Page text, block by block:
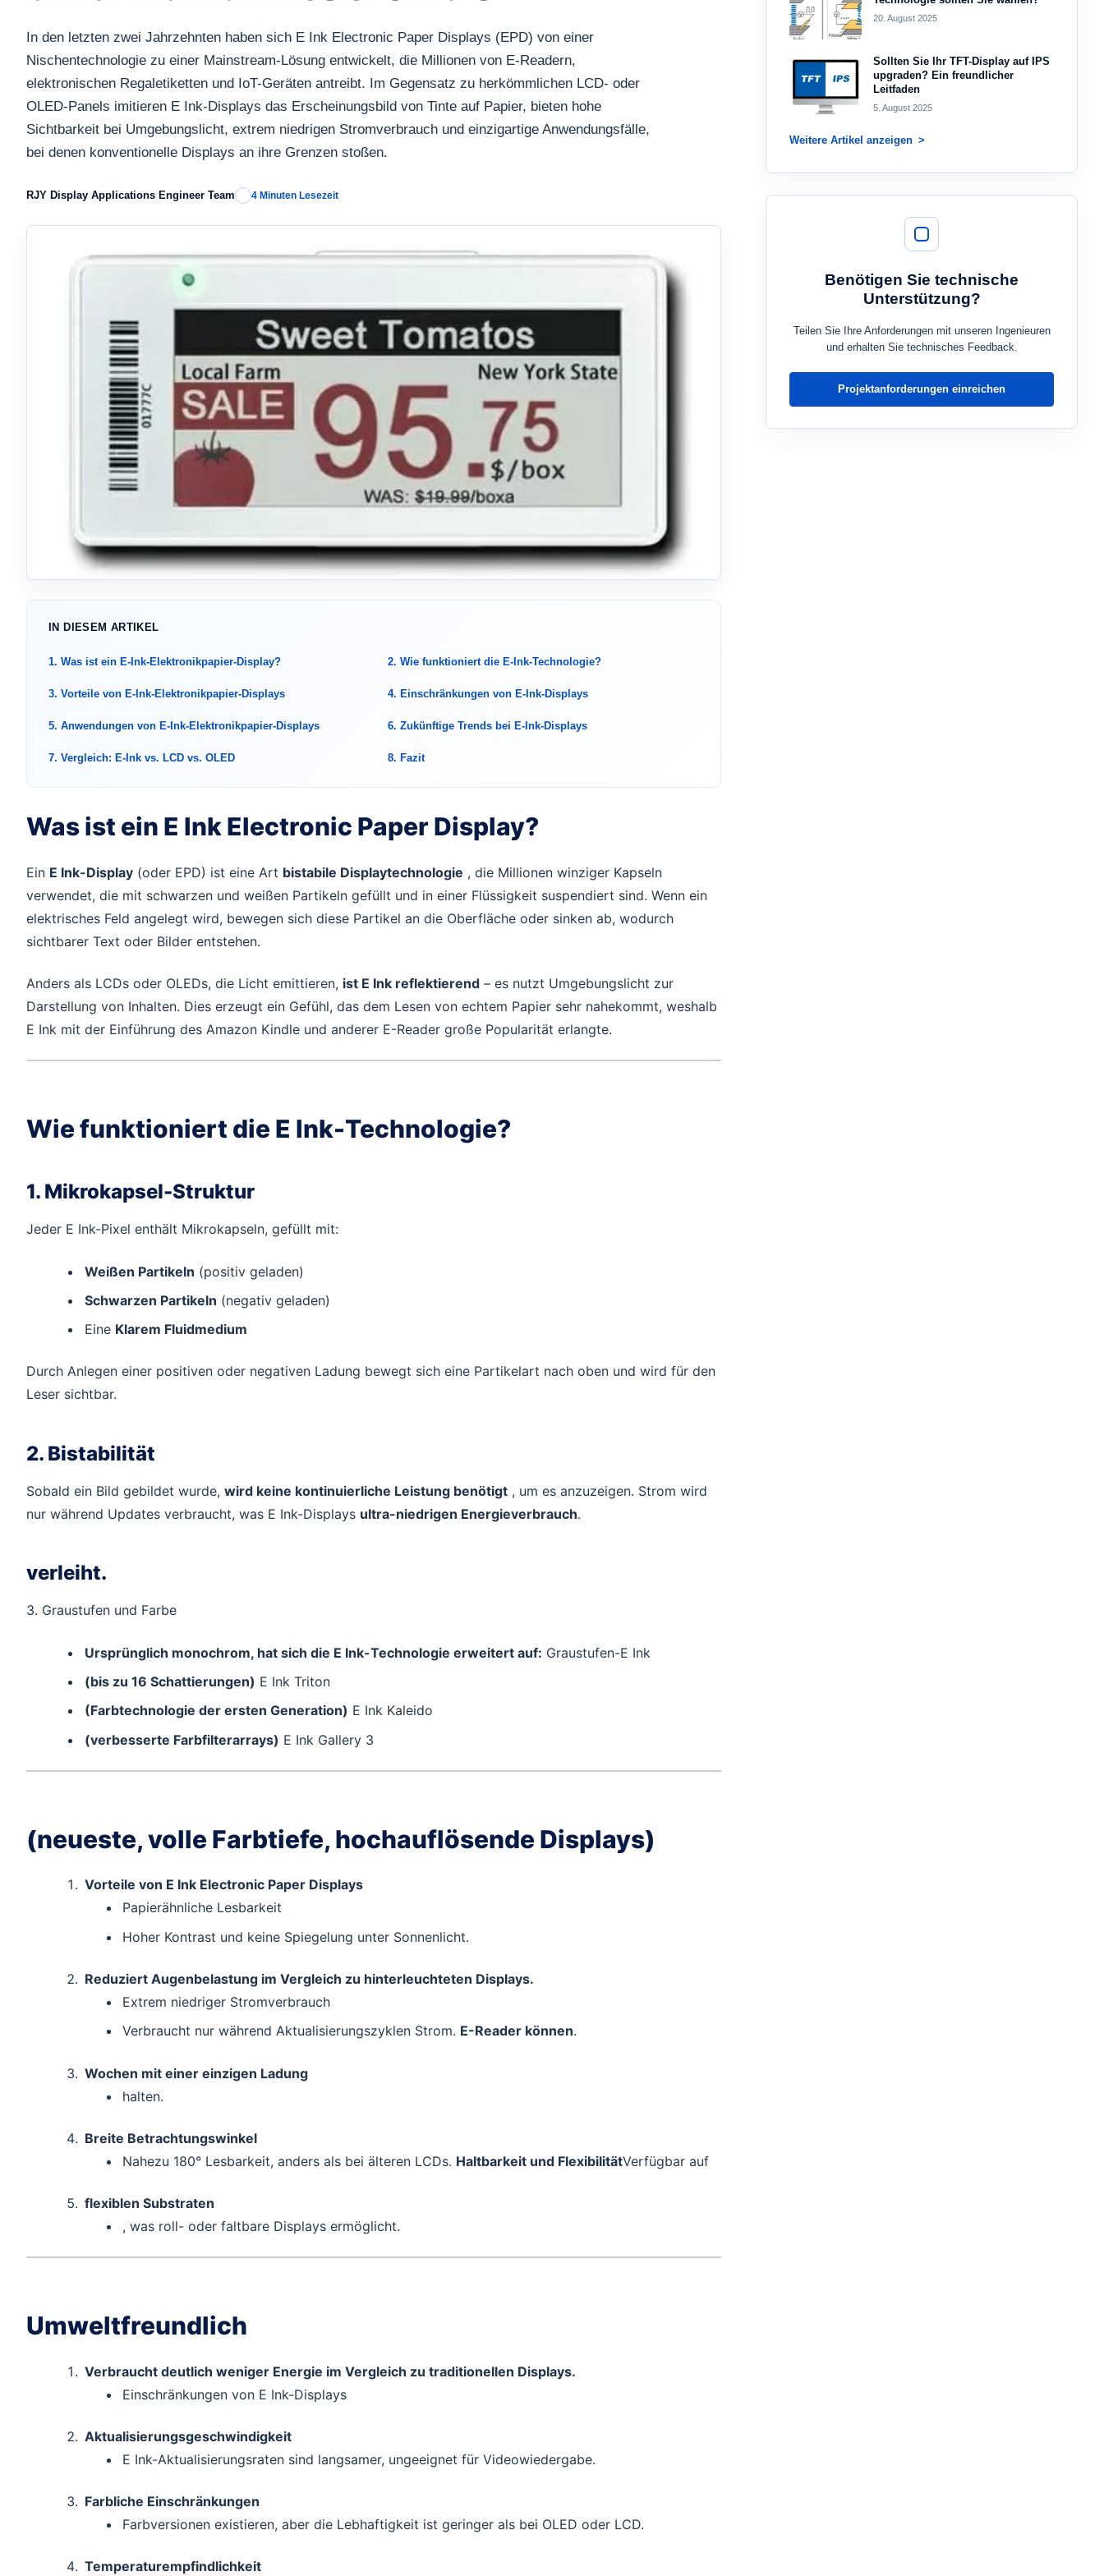
In den letzten zwei Jahrzehnten haben sich E Ink Electronic Paper Displays (EPD) von einer
Nischentechnologie zu einer Mainstream-Lösung entwickelt, die Millionen von E-Readern,
elektronischen Regaletiketten und IoT-Geräten antreibt. Im Gegensatz zu herkömmlichen LCD- oder
OLED-Panels imitieren E Ink-Displays das Erscheinungsbild von Tinte auf Papier, bieten hohe
Sichtbarkeit bei Umgebungslicht, extrem niedrigen Stromverbrauch und einzigartige Anwendungsfälle,
bei denen konventionelle Displays an ihre Grenzen stoßen.
RJY Display Applications Engineer Team 4 Minuten Lesezeit
IN DIESEM ARTIKEL
1. Was ist ein E-Ink-Elektronikpapier-Display? 2. Wie funktioniert die E-Ink-Technologie?
3. Vorteile von E-Ink-Elektronikpapier-Displays 4. Einschränkungen von E-Ink-Displays
5. Anwendungen von E-Ink-Elektronikpapier-Displays 6. Zukünftige Trends bei E-Ink-Displays
7. Vergleich: E-Ink vs. LCD vs. OLED 8. Fazit
Was ist ein E Ink Electronic Paper Display?
Ein E Ink-Display (oder EPD) ist eine Art bistabile Displaytechnologie , die Millionen winziger Kapseln
verwendet, die mit schwarzen und weißen Partikeln gefüllt und in einer Flüssigkeit suspendiert sind. Wenn ein
elektrisches Feld angelegt wird, bewegen sich diese Partikel an die Oberfläche oder sinken ab, wodurch
sichtbarer Text oder Bilder entstehen.
Anders als LCDs oder OLEDs, die Licht emittieren, ist E Ink reflektierend – es nutzt Umgebungslicht zur
Darstellung von Inhalten. Dies erzeugt ein Gefühl, das dem Lesen von echtem Papier sehr nahekommt, weshalb
E Ink mit der Einführung des Amazon Kindle und anderer E-Reader große Popularität erlangte.
Wie funktioniert die E Ink-Technologie?
1. Mikrokapsel-Struktur
Jeder E Ink-Pixel enthält Mikrokapseln, gefüllt mit:
Weißen Partikeln (positiv geladen)
Schwarzen Partikeln (negativ geladen)
Eine Klarem Fluidmedium
Durch Anlegen einer positiven oder negativen Ladung bewegt sich eine Partikelart nach oben und wird für den
Leser sichtbar.
2. Bistabilität
Sobald ein Bild gebildet wurde, wird keine kontinuierliche Leistung benötigt , um es anzuzeigen. Strom wird
nur während Updates verbraucht, was E Ink-Displays ultra-niedrigen Energieverbrauch.
verleiht.
3. Graustufen und Farbe
Ursprünglich monochrom, hat sich die E Ink-Technologie erweitert auf: Graustufen-E Ink
(bis zu 16 Schattierungen) E Ink Triton
(Farbtechnologie der ersten Generation) E Ink Kaleido
(verbesserte Farbfilterarrays) E Ink Gallery 3
(neueste, volle Farbtiefe, hochauflösende Displays)
Vorteile von E Ink Electronic Paper Displays
Papierähnliche Lesbarkeit
Hoher Kontrast und keine Spiegelung unter Sonnenlicht.
Reduziert Augenbelastung im Vergleich zu hinterleuchteten Displays.
Extrem niedriger Stromverbrauch
Verbraucht nur während Aktualisierungszyklen Strom. E-Reader können.
Wochen mit einer einzigen Ladung
halten.
Breite Betrachtungswinkel
Nahezu 180° Lesbarkeit, anders als bei älteren LCDs. Haltbarkeit und FlexibilitätVerfügbar auf
flexiblen Substraten
, was roll- oder faltbare Displays ermöglicht.
Umweltfreundlich
Verbraucht deutlich weniger Energie im Vergleich zu traditionellen Displays.
Einschränkungen von E Ink-Displays
Aktualisierungsgeschwindigkeit
E Ink-Aktualisierungsraten sind langsamer, ungeeignet für Videowiedergabe.
Farbliche Einschränkungen
Farbversionen existieren, aber die Lebhaftigkeit ist geringer als bei OLED oder LCD.
Temperaturempfindlichkeit
20. August 2025
Sollten Sie Ihr TFT-Display auf IPS
upgraden? Ein freundlicher
Leitfaden
5. August 2025
Weitere Artikel anzeigen
Benötigen Sie technische
Unterstützung?
Teilen Sie Ihre Anforderungen mit unseren Ingenieuren
und erhalten Sie technisches Feedback.
Projektanforderungen einreichen